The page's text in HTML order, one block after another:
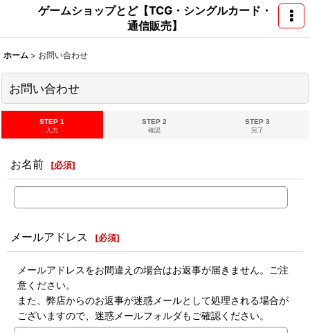
ゲームショップとど【TCG・シングルカード・
通信販売】
ホーム > お問い合わせ
お問い合わせ
STEP 1
入力
STEP 2
確認
STEP 3
完了
お名前 [必須]
メールアドレス [必須]
メールアドレスをお間違えの場合はお返事が届きません。ご注
意ください。
また、弊店からのお返事が迷惑メールとして処理される場合が
ございますので、迷惑メールフォルダもご確認ください。